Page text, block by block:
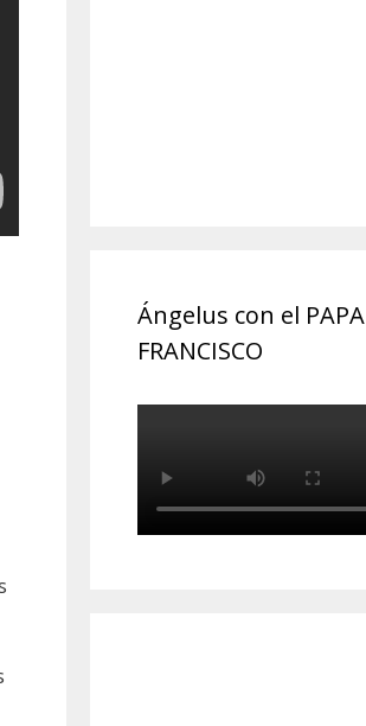
Ángelus con el PAPA
FRANCISCO